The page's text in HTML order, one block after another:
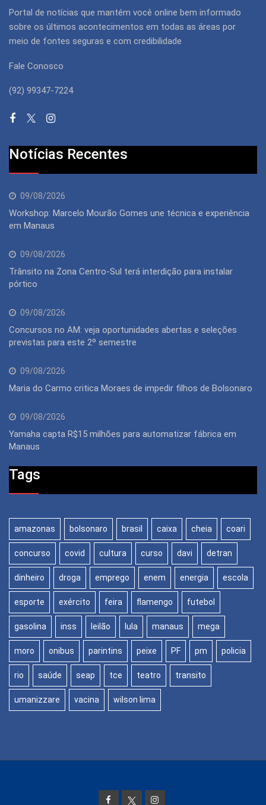
Portal de notícias que mantém você online bem informado
sobre os últimos acontecimentos em todas as áreas por
meio de fontes seguras e com credibilidade
Fale Conosco
(92) 99347-7224
Notícias Recentes
09/08/2026
Workshop: Marcelo Mourão Gomes une técnica e experiência
em Manaus
09/08/2026
Trânsito na Zona Centro-Sul terá interdição para instalar
pórtico
09/08/2026
Concursos no AM: veja oportunidades abertas e seleções
previstas para este 2º semestre
09/08/2026
Maria do Carmo critica Moraes de impedir filhos de Bolsonaro
09/08/2026
Yamaha capta R$15 milhões para automatizar fábrica em
Manaus
Tags
amazonas bolsonaro brasil caixa cheia coari
concurso covid cultura curso davi detran
dinheiro droga emprego enem energia escola
esporte exército feira flamengo futebol
gasolina inss leilão lula manaus mega
moro onibus parintins peixe PF pm policia
rio saúde seap tce teatro transito
umanizzare vacina wilson lima